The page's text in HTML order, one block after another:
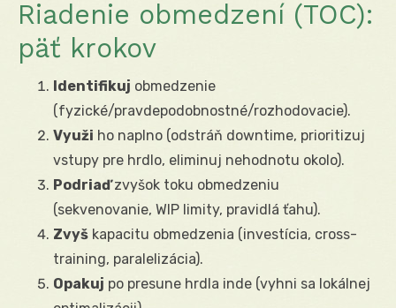
Riadenie obmedzení (TOC):
päť krokov
Identifikuj obmedzenie
(fyzické/pravdepodobnostné/rozhodovacie).
Využi ho naplno (odstráň downtime, prioritizuj
vstupy pre hrdlo, eliminuj nehodnotu okolo).
Podriaďzvyšok toku obmedzeniu
(sekvenovanie, WIP limity, pravidlá ťahu).
Zvyš kapacitu obmedzenia (investícia, cross-
training, paralelizácia).
Opakuj po presune hrdla inde (vyhni sa lokálnej